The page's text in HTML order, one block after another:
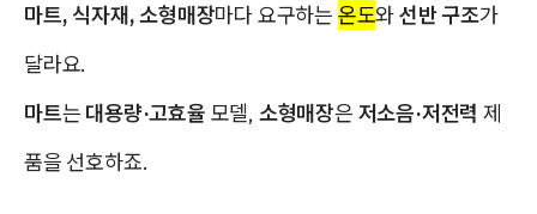
마트, 식자재, 소형매장마다 요구하는 온도와선반 구조가
달라요.
마트는 대용량·고효율 모델, 소형매장은 저소음·저전력 제
품을 선호하죠.